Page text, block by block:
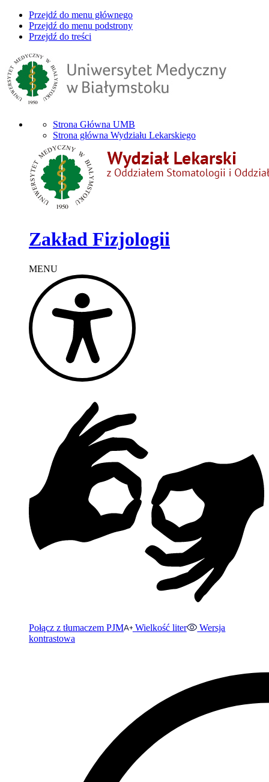
Przejdź do menu głównego
Przejdź do menu podstrony
Przejdź do treści
Strona Główna UMB
Strona główna Wydziału Lekarskiego
Zakład Fizjologii
MENU
Połącz z tłumaczem PJM Wielkość liter
Wersja
kontrastowa